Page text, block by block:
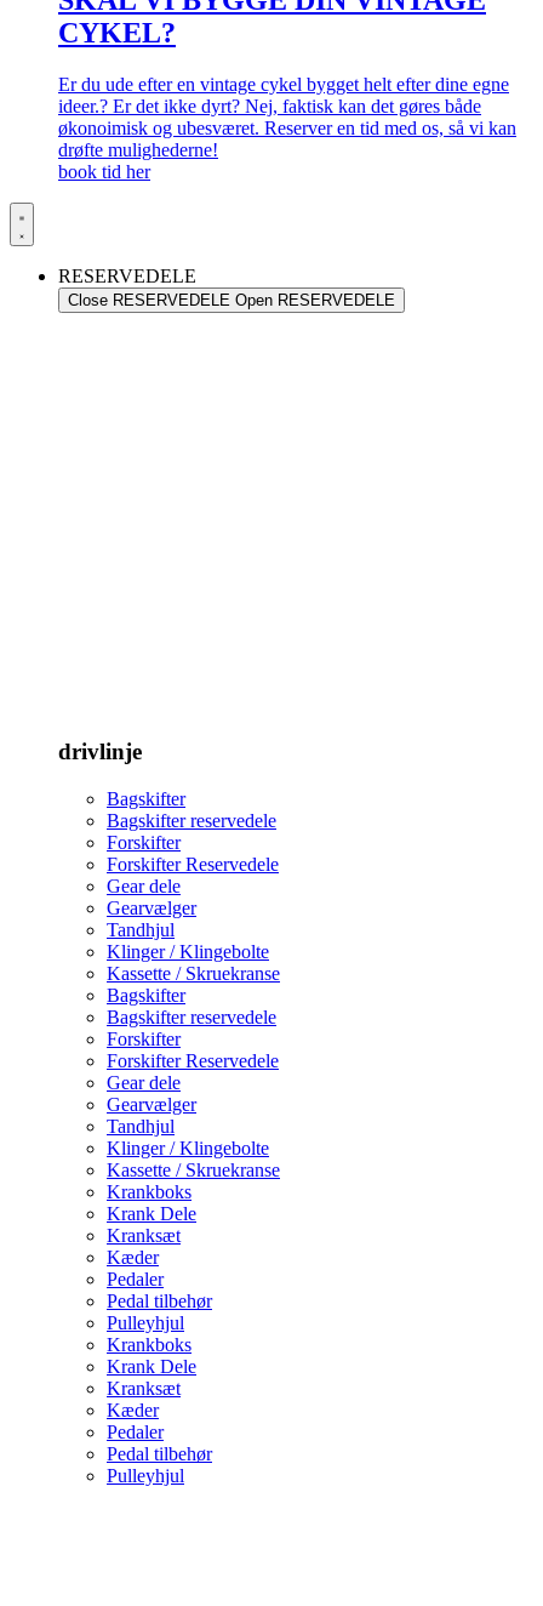
CYKEL?
Er du ude efter en vintage cykel bygget helt efter dine egne
ideer.? Er det ikke dyrt? Nej, faktisk kan det gøres både
økonoimisk og ubesværet. Reserver en tid med os, så vi kan
drøfte mulighederne!
book tid her
RESERVEDELE
Close RESERVEDELE Open RESERVEDELE
drivlinje
Bagskifter
Bagskifter reservedele
Forskifter
Forskifter Reservedele
Gear dele
Gearvælger
Tandhjul
Klinger / Klingebolte
Kassette / Skruekranse
Bagskifter
Bagskifter reservedele
Forskifter
Forskifter Reservedele
Gear dele
Gearvælger
Tandhjul
Klinger / Klingebolte
Kassette / Skruekranse
Krankboks
Krank Dele
Kranksæt
Kæder
Pedaler
Pedal tilbehør
Pulleyhjul
Krankboks
Krank Dele
Kranksæt
Kæder
Pedaler
Pedal tilbehør
Pulleyhjul